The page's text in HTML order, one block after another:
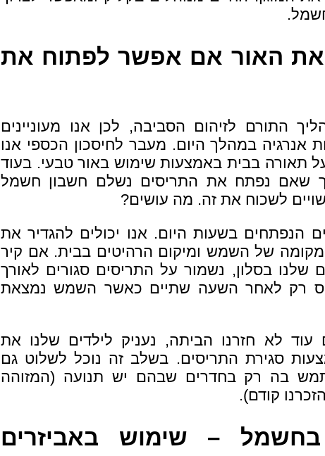
את האור אם אפשר לפתוח את
התורם לזיהום הסביבה, לכן אנו מעוניינים
במהלך היום. מעבר לחיסכון הכספי אנו
על תאורה בבית באמצעות שימוש באור טבעי. בעוד
שאם נפתח את התריסים נשלם חשבון חשמל
לשכוח את זה. מה עושים?
הנפתחים בשעות היום. אנו יכולים להגדיר את
מקומה של השמש ומיקום הרהיטים בבית. אם קיר
שלנו בסלון, נשמור על התריסים סגורים לאורך
רק לאחר השעה שתיים כאשר השמש נמצאת
לא חזרנו הביתה, נעניק לילדים שלנו את
סגירת התריסים. בשלב זה נוכל לשלוט גם
בה רק בחדרים שבהם יש תנועה (המזוהה
קודם).
בחשמל – שימוש באביזרים